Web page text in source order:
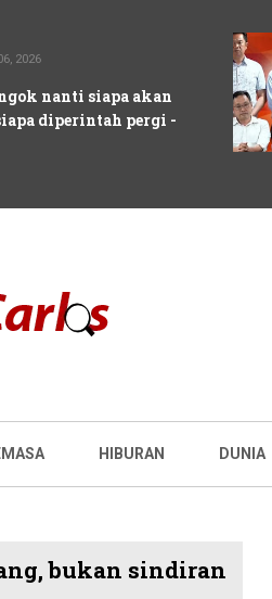
2026
nanti siapa akan
diperintah pergi -
HIBURAN DUNIA
bukan sindiran